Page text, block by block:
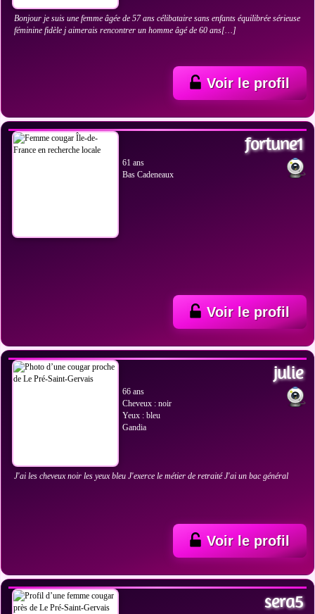
Bonjour je suis une femme âgée de 57 ans célibataire sans enfants équilibrée sérieuse
féminine fidèle j aimerais rencontrer un homme âgé de 60 ans[…]
Voir le profil
fortune1
61 ans
Bas Cadeneaux
Voir le profil
julie
66 ans
Cheveux : noir
Yeux : bleu
Gandia
J'ai les cheveux noir les yeux bleu J'exerce le métier de retraité J'ai un bac général
Voir le profil
sera5